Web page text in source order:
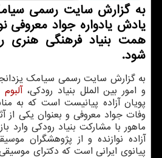
به گزارش سایت رسمی سیامك
یادش یادواره جواد معروفی
همت بنیاد فرهنگی هنری
شود.
به گزارش سایت رسمی سیامك
و امور بین الملل بنیاد رودكی،آلبوم
پویان آزاده پیانیست است كه به
وفات جواد معروفی و بعنوان یكی از
ماهور با مشاركت بنیاد رودكی وارد
آزاده نوازنده و از پژوهشگران
پیانوی ایرانی است كه دكترای